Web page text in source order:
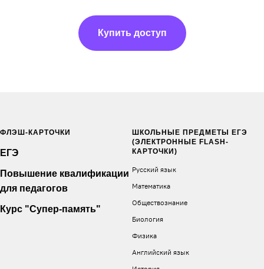
Купить доступ
ФЛЭШ-КАРТОЧКИ
ЕГЭ
Повышение квалификации
для педагогов
Курс "Супер-память"
ШКОЛЬНЫЕ ПРЕДМЕТЫ ЕГЭ
(ЭЛЕКТРОННЫЕ FLASH-
КАРТОЧКИ)
Русский язык
Математика
Обществознание
Биология
Физика
Английский язык